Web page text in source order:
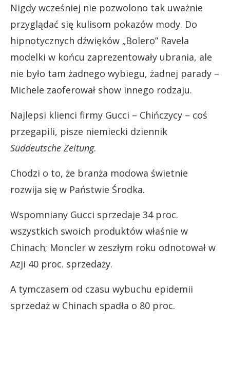
Nigdy wcześniej nie pozwolono tak uważnie
przyglądać się kulisom pokazów mody. Do
hipnotycznych dźwięków „Bolero” Ravela
modelki w końcu zaprezentowały ubrania, ale
nie było tam żadnego wybiegu, żadnej parady –
Michele zaoferował show innego rodzaju.
Najlepsi klienci firmy Gucci – Chińczycy – coś
przegapili, pisze niemiecki dziennik
Süddeutsche Zeitung.
Chodzi o to, że branża modowa świetnie
rozwija się w Państwie Środka.
Wspomniany Gucci sprzedaje 34 proc.
wszystkich swoich produktów właśnie w
Chinach; Moncler w zeszłym roku odnotował w
Azji 40 proc. sprzedaży.
A tymczasem od czasu wybuchu epidemii
sprzedaż w Chinach spadła o 80 proc.